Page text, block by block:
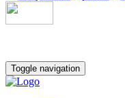
Toggle navigation